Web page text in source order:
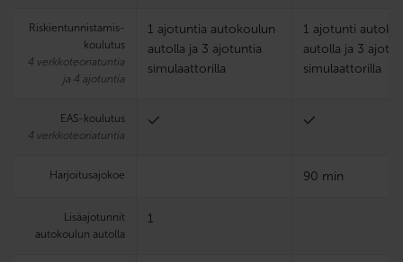
Riskien­tunnistamis­
koulutus
4 verkkoteoriatuntia
ja 4 ajotuntia
1 ajotuntia autokoulun
autolla ja 3 ajotuntia
simulaattorilla
1 ajotunti
autolla ja 3
simulaattorilla
EAS-koulutus
4 verkkoteoriatuntia
Harjoitus­ajokoe 90 min
Lisäajotunnit
autokoulun autolla
1